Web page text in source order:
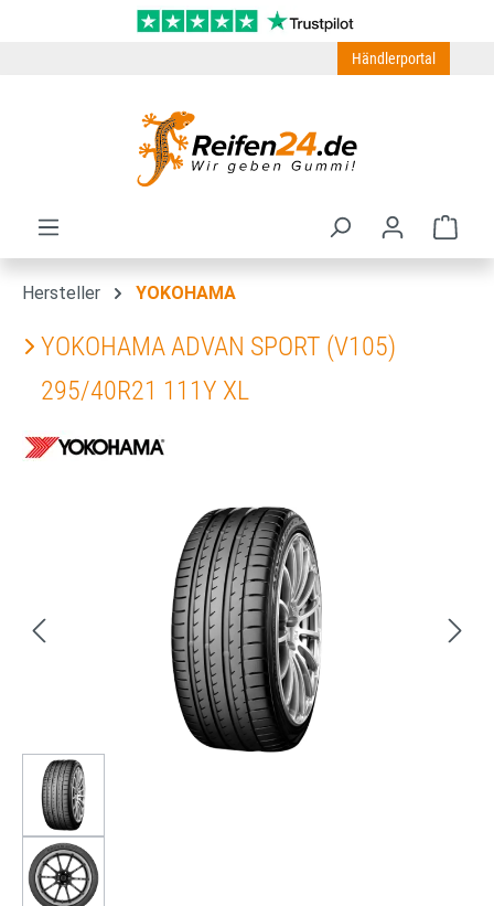
Zum Hauptinhalt springen
Händlerportal
Hersteller YOKOHAMA
YOKOHAMA ADVAN SPORT (V105)
295/40R21 111Y XL
Bildergalerie überspringen